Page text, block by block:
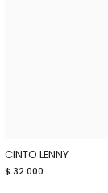
CINTO LENNY
$ 32.000